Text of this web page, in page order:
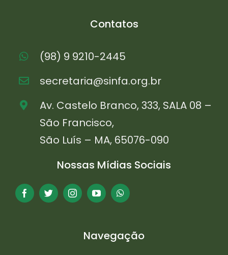
Contatos
(98) 9 9210-2445
secretaria@sinfa.org.br
Av. Castelo Branco, 333, SALA 08 –
São Francisco,
São Luís – MA, 65076-090
Nossas Mídias Sociais
Navegação